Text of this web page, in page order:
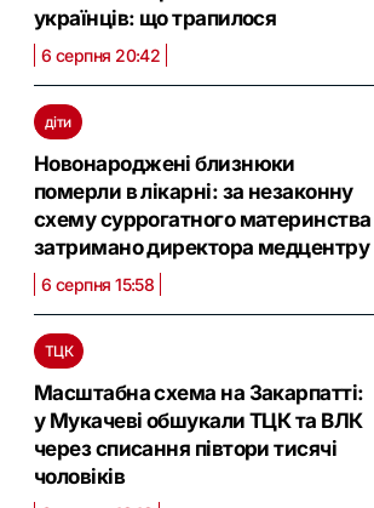
українців: що трапилося
6 серпня 20:42
діти
Новонароджені близнюки
померли в лікарні: за незаконну
схему суррогатного материнства
затримано директора медцентру
6 серпня 15:58
ТЦК
Масштабна схема на Закарпатті:
у Мукачеві обшукали ТЦК та ВЛК
через списання півтори тисячі
чоловіків